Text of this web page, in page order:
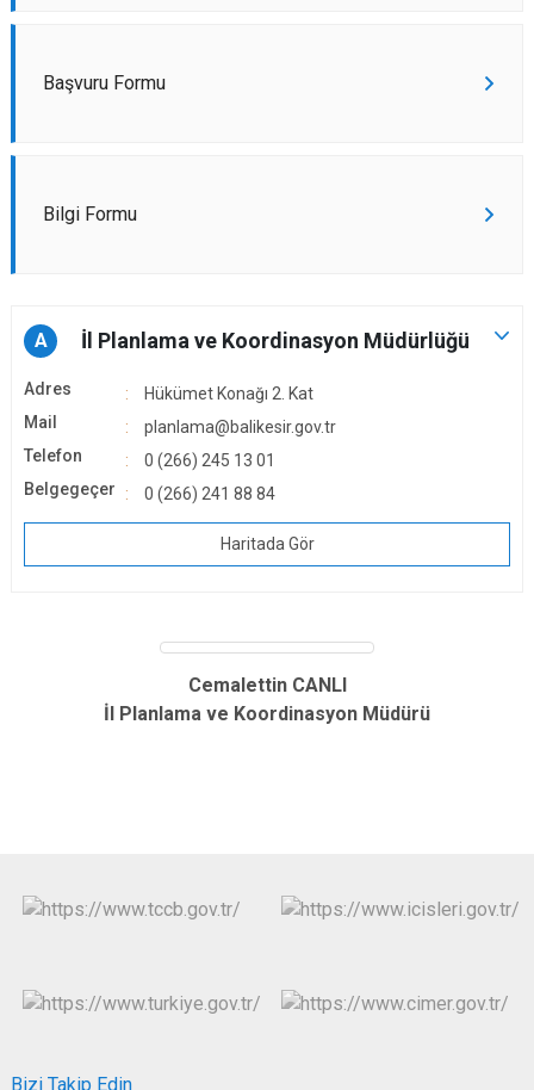
Başvuru Formu
Bilgi Formu
A İl Planlama ve Koordinasyon Müdürlüğü
Adres
Hükümet Konağı 2. Kat
Mail
planlama@balikesir.gov.tr
Telefon
0 (266) 245 13 01
Belgegeçer
0 (266) 241 88 84
Haritada Gör
Cemalettin CANLI
İl Planlama ve Koordinasyon Müdürü
Bizi Takip Edin